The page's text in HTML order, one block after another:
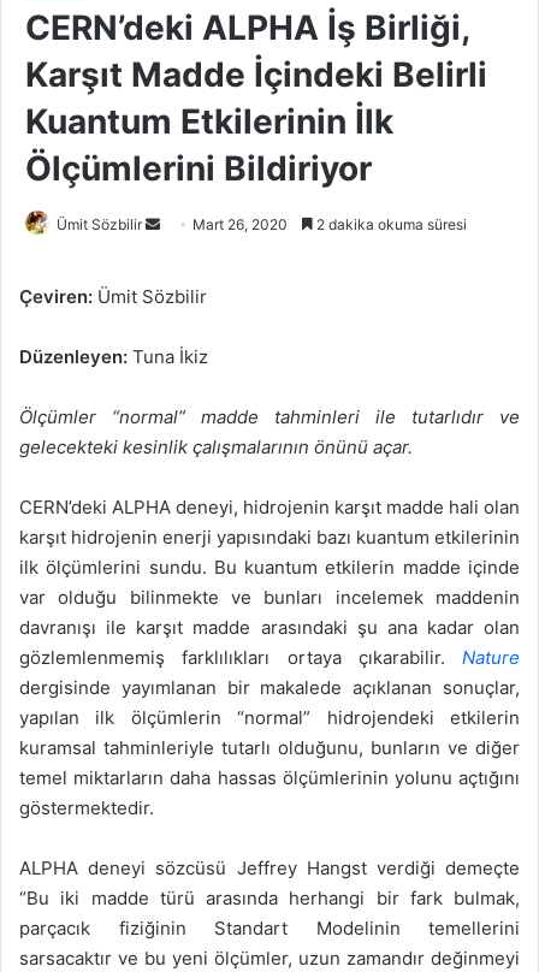
CERN’deki ALPHA İş Birliği,
Karşıt Madde İçindeki Belirli
Kuantum Etkilerinin İlk
Ölçümlerini Bildiriyor
Ümit Sözbilir
Bir
göndermek
Mart 26, 2020 2 dakika okuma süresi
Çeviren: Ümit Sözbilir
Düzenleyen: Tuna İkiz
Ölçümler “normal” madde tahminleri ile tutarlıdır ve
gelecekteki kesinlik çalışmalarının önünü açar.
CERN’deki ALPHA deneyi, hidrojenin karşıt madde hali olan
karşıt hidrojenin enerji yapısındaki bazı kuantum etkilerinin
ilk ölçümlerini sundu. Bu kuantum etkilerin madde içinde
var olduğu bilinmekte ve bunları incelemek maddenin
davranışı ile karşıt madde arasındaki şu ana kadar olan
gözlemlenmemiş farklılıkları ortaya çıkarabilir. Nature
dergisinde yayımlanan bir makalede açıklanan sonuçlar,
yapılan ilk ölçümlerin “normal” hidrojendeki etkilerin
kuramsal tahminleriyle tutarlı olduğunu, bunların ve diğer
temel miktarların daha hassas ölçümlerinin yolunu açtığını
göstermektedir.
ALPHA deneyi sözcüsü Jeffrey Hangst verdiği demeçte
“Bu iki madde türü arasında herhangi bir fark bulmak,
parçacık fiziğinin Standart Modelinin temellerini
sarsacaktır ve bu yeni ölçümler, uzun zamandır değinmeyi